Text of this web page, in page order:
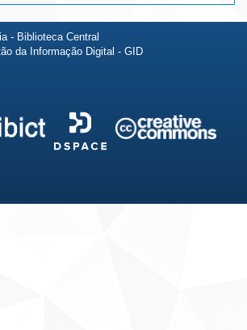
- Biblioteca Central
da Informação Digital - GID